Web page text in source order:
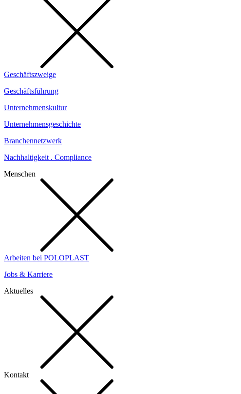
Geschäftszweige
Geschäftsführung
Unternehmenskultur
Unternehmensgeschichte
Branchennetzwerk
Nachhaltigkeit . Compliance
Menschen
Arbeiten bei POLOPLAST
Jobs & Karriere
Aktuelles
Kontakt